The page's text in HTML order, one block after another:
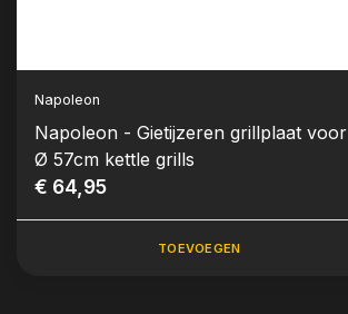
Napoleon
Napoleon - Gietijzeren grillplaat voor
Ø 57cm kettle grills
€ 64,95
TOEVOEGEN